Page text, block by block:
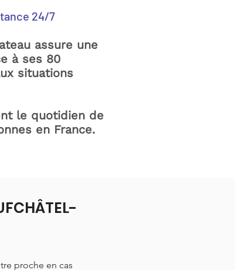
24/7
assure une
à ses 80
situations
le quotidien de
en France.
proche en cas